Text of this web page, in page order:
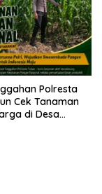
Polresta
Cek Tanaman
di Desa